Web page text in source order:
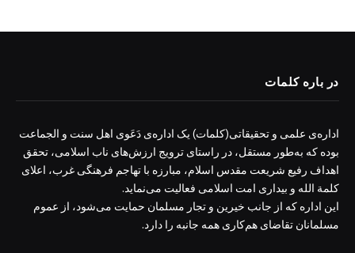
در باره کلمات
اداره‌ی علمی و تحقیقاتی(کلمات) یک اداره‌ی دَعَوی اهل سنت و الجماعت
بوده که به‌طور مستقل، در راستای ترویج ارزش‌های ناب اسلامی، تحقق
اهداف رفیع شریعت مقدس اسلام، مبارزه با تهاجم فرهنگی غرب، اعلای
کلمة الله و بیداری امت اسلامی فعالیت می‌نماید.
این اداره که از جانب خیرین و تجار مسلمان حمایت می‌شود، از عموم
مسلمانان تقاضای هم‌کاری همه جانبه را دارد.